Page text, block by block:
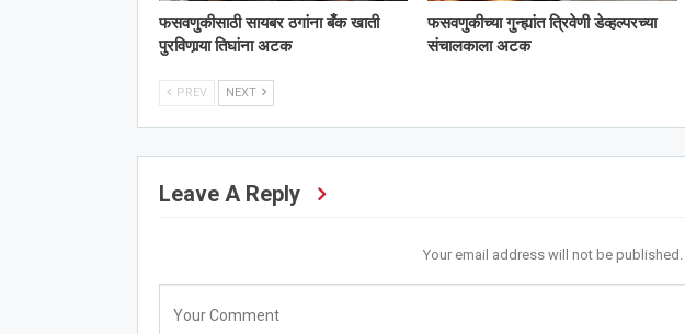
फसवणुकीसाठी सायबर ठगांना बँक खाती
पुरविणार्‍या तिघांना अटक
फसवणुकीच्या गुन्ह्यांत त्रिवेणी डेव्हल्परच्या
संचालकाला अटक
PREV NEXT
Leave A Reply
Your email address will not be published.